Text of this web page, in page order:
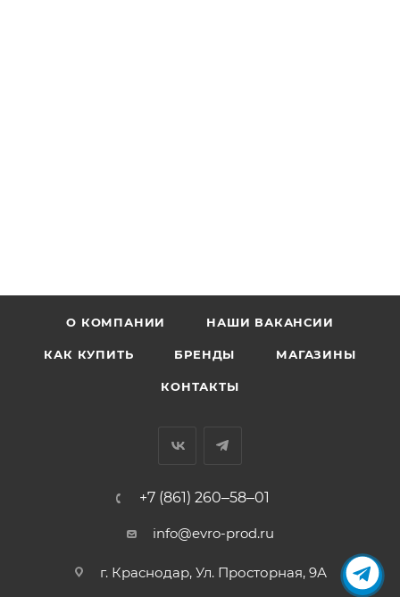
О КОМПАНИИ НАШИ ВАКАНСИИ
КАК КУПИТЬ БРЕНДЫ МАГАЗИНЫ
КОНТАКТЫ
+7 (861) 260‒58‒01
info@evro-prod.ru
г. Краснодар, ​Ул. Просторная, 9А